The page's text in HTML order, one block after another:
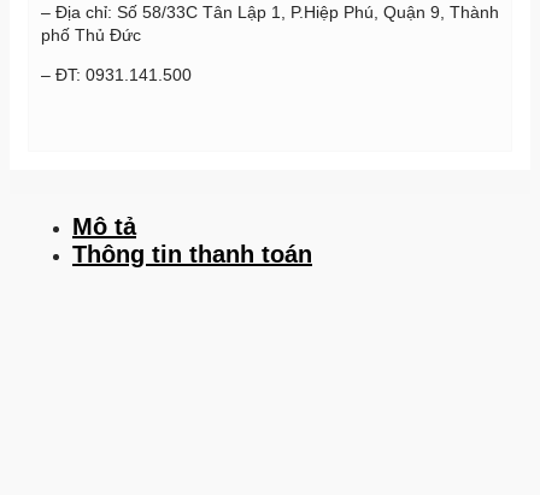
– Địa chỉ: Số 58/33C Tân Lập 1, P.Hiệp Phú, Quận 9, Thành
phố Thủ Đức
– ĐT: 0931.141.500
Mô tả
Thông tin thanh toán